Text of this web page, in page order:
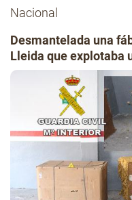
Nacional
Desmantelada una
Lleida que explotaba